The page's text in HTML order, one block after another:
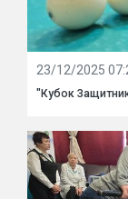
23/12/2025
"Кубок